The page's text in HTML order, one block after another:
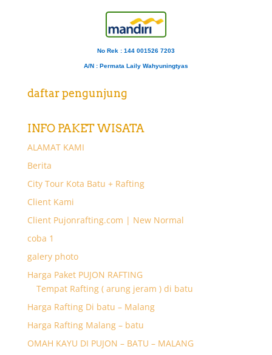
No Rek : 144 001526 7203
A/N : Permata Laily Wahyuningtyas
daftar pengunjung
INFO PAKET WISATA
ALAMAT KAMI
Berita
City Tour Kota Batu + Rafting
Client Kami
Client Pujonrafting.com | New Normal
coba 1
galery photo
Harga Paket PUJON RAFTING
Tempat Rafting ( arung jeram ) di batu
Harga Rafting Di batu – Malang
Harga Rafting Malang – batu
OMAH KAYU DI PUJON – BATU – MALANG